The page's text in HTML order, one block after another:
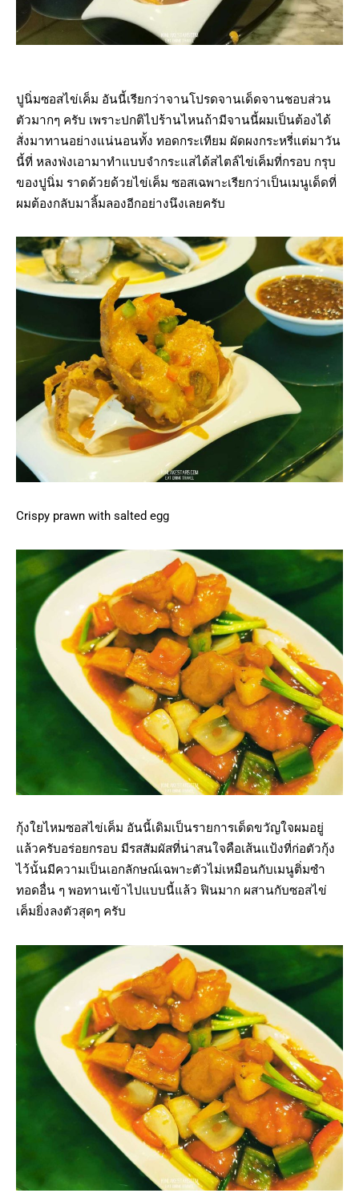
ปูนิ่มซอสไข่เค็ม อันนี้เรียกว่าจานโปรดจานเด็ดจานชอบส่วน
ตัวมากๆ ครับ เพราะปกติไปร้านไหนถ้ามีจานนี้ผมเป็นต้องได้
สั่งมาทานอย่างแน่นอนทั้ง ทอดกระเทียม ผัดผงกระหรี่แต่มาวัน
นี้ที่ หลงฟ่งเอามาทำแบบจำกระแสได้สไตล์ไข่เค็มที่กรอบ กรุบ
ของปูนิ่ม ราดด้วยด้วยไข่เค็ม ซอสเฉพาะเรียกว่าเป็นเมนูเด็ดที่
ผมต้องกลับมาลิ้มลองอีกอย่างนึงเลยครับ
Crispy prawn with salted egg
กุ้งใยไหมซอสไข่เค็ม อันนี้เดิมเป็นรายการเด็ดขวัญใจผมอยู่
แล้วครับอร่อยกรอบ มีรสสัมผัสที่น่าสนใจคือเส้นแป้งที่ก่อตัวกุ้ง
ไว้นั้นมีความเป็นเอกลักษณ์เฉพาะตัวไม่เหมือนกับเมนูติ่มซำ
ทอดอื่น ๆ พอทานเข้าไปแบบนี้แล้ว ฟินมาก ผสานกับซอสไข่
เค็มยิ่งลงตัวสุดๆ ครับ